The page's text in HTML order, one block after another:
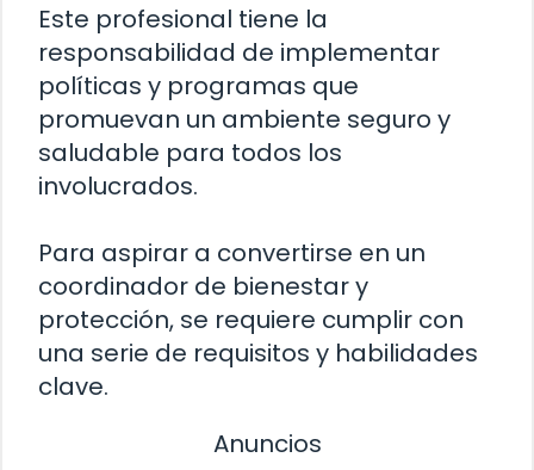
Este profesional tiene la
responsabilidad de implementar
políticas y programas que
promuevan un ambiente seguro y
saludable para todos los
involucrados.
Para aspirar a convertirse en un
coordinador de bienestar y
protección, se requiere cumplir con
una serie de requisitos y habilidades
clave.
Anuncios